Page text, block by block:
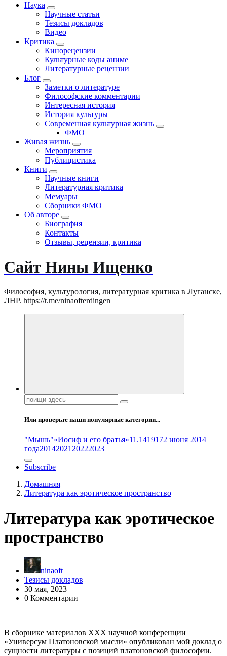
Наука
Научные статьи
Тезисы докладов
Видео
Критика
Кинорецензии
Культурные коды аниме
Литературные рецензии
Блог
Заметки о литературе
Философские комментарии
Интересная история
История культуры
Современная культурная жизнь
ФМО
Живая жизнь
Мероприятия
Публицистика
Книги
Научные книги
Литературная критика
Мемуары
Сборники ФМО
Об авторе
Биография
Контакты
Отзывы, рецензии, критика
Сайт Нины Ищенко
Философия, культурология, литературная критика в Луганске,
ЛНР. https://t.me/ninaofterdingen
Поиск:
Или проверьте наши популярные категории...
"Мышь"«Иосиф и его братья»11.1419172 июня 2014
года2014202120222023
Subscribe
Домашняя
Литература как эротическое пространство
Литература как эротическое
пространство
ninaoft
Тезисы докладов
30 мая, 2023
0 Комментарии
В сборнике материалов XXX научной конференции
«Универсум Платоновской мысли» опубликован мой доклад о
сущности литературы с позиций платоновской философии.